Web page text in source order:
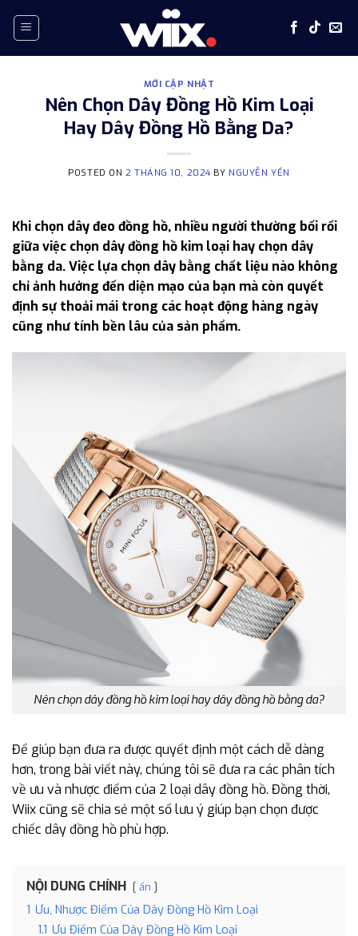
MỚI CẬP NHẬT
Nên Chọn Dây Đồng Hồ Kim Loại
Hay Dây Đồng Hồ Bằng Da?
POSTED ON 2 THÁNG 10, 2024 BY NGUYỄN YẾN
Khi chọn dây đeo đồng hồ, nhiều người thường bối rối
giữa việc chọn dây đồng hồ kim loại hay chọn dây
bằng da. Việc lựa chọn dây bằng chất liệu nào không
chỉ ảnh hưởng đến diện mạo của bạn mà còn quyết
định sự thoải mái trong các hoạt động hàng ngày
cũng như tính bền lâu của sản phẩm.
Nên chọn dây đồng hồ kim loại hay dây đồng hồ bằng da?
Để giúp bạn đưa ra được quyết định một cách dễ dàng
hơn, trong bài viết này, chúng tôi sẽ đưa ra các phân tích
về ưu và nhược điểm của 2 loại dây đồng hồ. Đồng thời,
Wiix cũng sẽ chia sẻ một số lưu ý giúp bạn chọn được
chiếc dây đồng hồ phù hợp.
NỘI DUNG CHÍNH ẩn
1 Ưu, Nhược Điểm Của Dây Đồng Hồ Kim Loại
1.1 Ưu Điểm Của Dây Đồng Hồ Kim Loại